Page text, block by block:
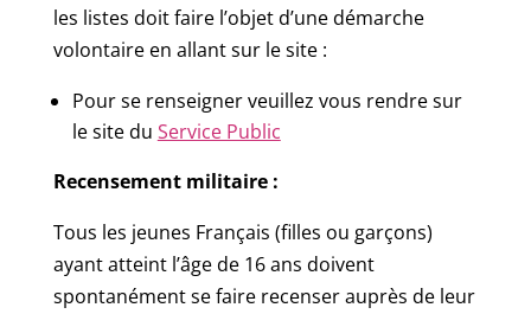
les listes doit faire l’objet d’une démarche
volontaire en allant sur le site :
Pour se renseigner veuillez vous rendre sur
le site du Service Public
Recensement militaire :
Tous les jeunes Français (filles ou garçons)
ayant atteint l’âge de 16 ans doivent
spontanément se faire recenser auprès de leur